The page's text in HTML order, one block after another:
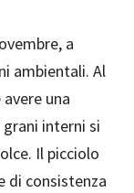
a
ambientali. Al
una
grani interni si
Il picciolo
di consistenza